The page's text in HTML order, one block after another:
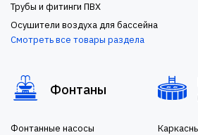
Трубы и фитинги ПВХ
Осушители воздуха для бассейна
Смотреть все товары раздела
Фонтаны
Фонтанные насосы